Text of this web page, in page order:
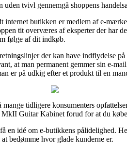
tvivl gennemgå shoppens
butikken er medlem af e-
tit overværes af eksperter der har
følge af dit indkøb.
der kan have indflydelse
at man permanent gemmer sin e-
er på udkig efter et produkt til en
tidligere konsumenters
Guitar Kabinet forud for at du
en idé om e-butikkens pålidelighed.
bedømme hvor glade kunderne er.